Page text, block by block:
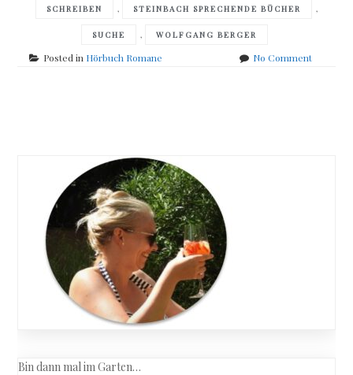
SCHREIBEN , STEINBACH SPRECHENDE BÜCHER ,
SUCHE , WOLFGANG BERGER
Posted in Hörbuch Romane No Commenton
navigation
Bin dann mal im Garten…